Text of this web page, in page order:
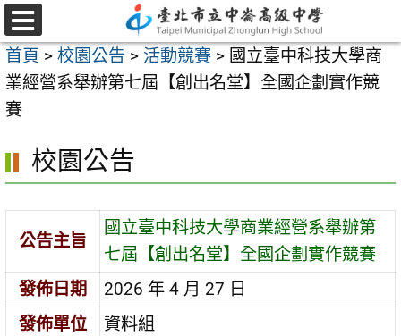
跳
至
主
要
內
區
選
單
首頁 > 校園公告 > 活動競賽 > 國立臺中科技大學商
業經營系舉辦第七屆【創出名堂】全國企劃實作競
賽
校園公告
公告主旨
國立臺中科技大學商業經營系舉辦第
七屆【創出名堂】全國企劃實作競賽
發佈日期
2026 年 4 月 27 日
發佈單位
資料組